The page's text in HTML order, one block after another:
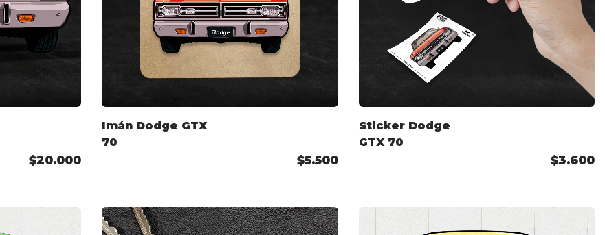
$20.000
Imán Dodge GTX
70
$5.500
Sticker Dodge
GTX 70
$3.600